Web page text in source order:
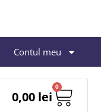
Contul meu
0,00 lei
0